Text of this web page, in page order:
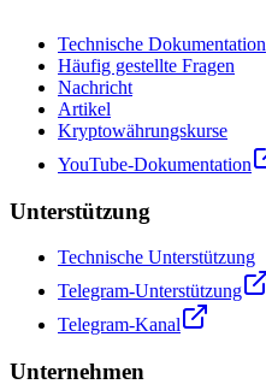
Technische Dokumentation
Häufig gestellte Fragen
Nachricht
Artikel
Kryptowährungskurse
YouTube-Dokumentation
Unterstützung
Technische Unterstützung
Telegram-Unterstützung
Telegram-Kanal
Unternehmen